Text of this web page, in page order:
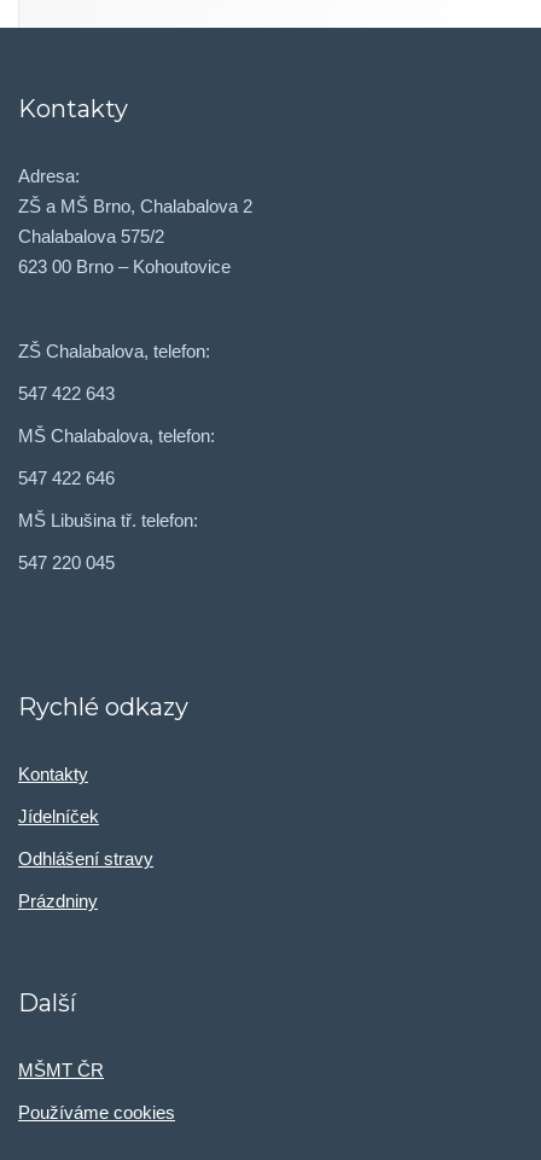
Kontakty
Adresa:
ZŠ a MŠ Brno, Chalabalova 2
Chalabalova 575/2
623 00 Brno – Kohoutovice
ZŠ Chalabalova, telefon:
547 422 643
MŠ Chalabalova, telefon:
547 422 646
MŠ Libušina tř. telefon:
547 220 045
Rychlé odkazy
Kontakty
Jídelníček
Odhlášení stravy
Prázdniny
Další
MŠMT ČR
Používáme cookies